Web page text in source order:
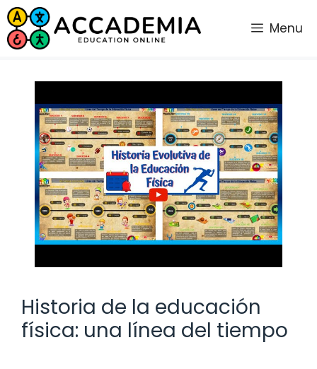
Saltar
al
contenido
Menu
Historia de la educación
física: una línea del tiempo